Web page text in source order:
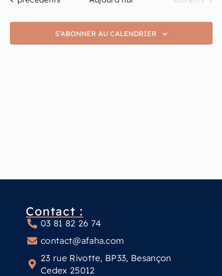
S’ABONNER AU CALENDRIER
Contact :
03 81 82 26 74
contact@afaha.com
23 rue Rivotte, BP33, Besançon
Cedex 25012